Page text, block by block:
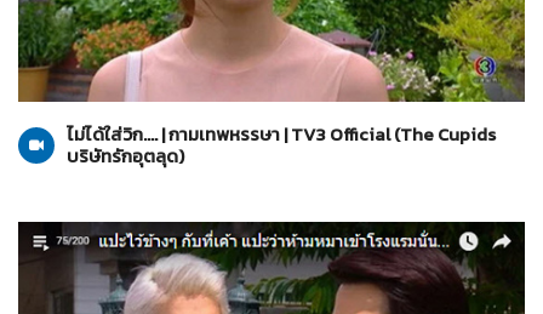
20-03-2560
The Cupids บริษัทรักอุตลุด
ไม่ได้ใส่วิก.... | กามเทพหรรษา | TV3 Official (The Cupids
บริษัทรักอุตลุด)